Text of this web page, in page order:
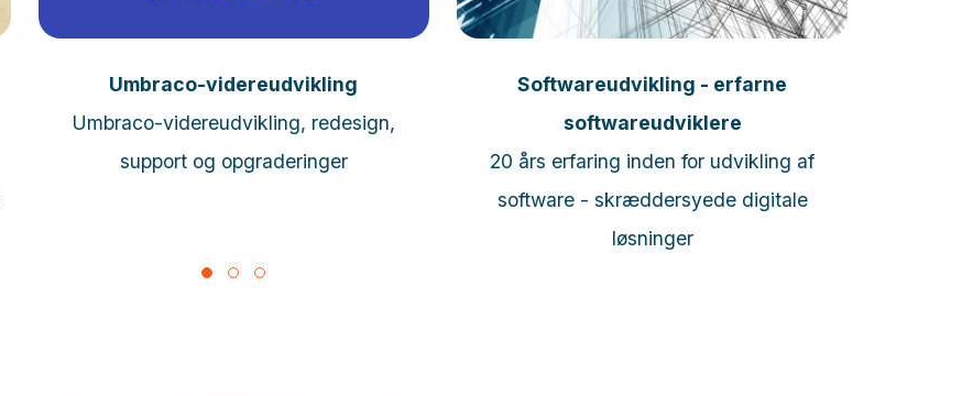
Umbraco-videreudvikling
Umbraco-videreudvikling, redesign,
support og opgraderinger
Læs mere
Softwareudvikling - erfarne
softwareudviklere
20 års erfaring inden for udvikling af
software - skræddersyede digitale
løsninger